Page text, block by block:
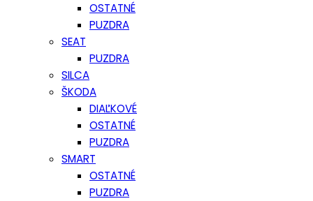
OSTATNÉ
PUZDRA
SEAT
PUZDRA
SILCA
ŠKODA
DIAĽKOVÉ
OSTATNÉ
PUZDRA
SMART
OSTATNÉ
PUZDRA